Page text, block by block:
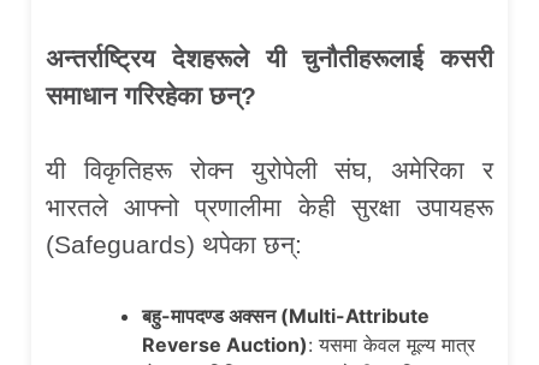
अन्तर्राष्ट्रिय देशहरूले यी चुनौतीहरूलाई कसरी
समाधान गरिरहेका छन्?
यी विकृतिहरू रोक्न युरोपेली संघ, अमेरिका र
भारतले आफ्नो प्रणालीमा केही सुरक्षा उपायहरू
(Safeguards) थपेका छन्:
बहु-मापदण्ड अक्सन (Multi-Attribute
Reverse Auction): यसमा केवल मूल्य मात्र